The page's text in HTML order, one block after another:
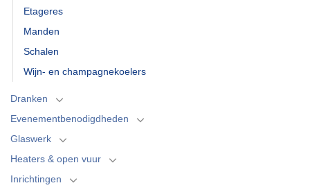
Etageres
Manden
Schalen
Wijn- en champagnekoelers
Dranken
Evenementbenodigdheden
Glaswerk
Heaters & open vuur
Inrichtingen